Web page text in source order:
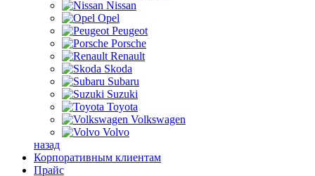
Nissan
Opel
Peugeot
Porsche
Renault
Skoda
Subaru
Suzuki
Toyota
Volkswagen
Volvo
назад
Корпоративным клиентам
Прайс